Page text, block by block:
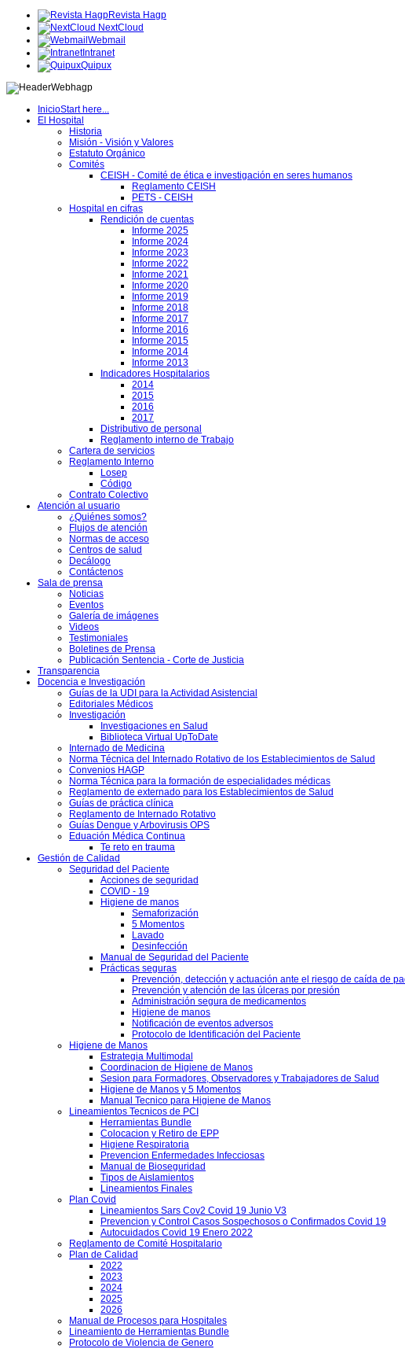
Revista Hagp
NextCloud
Webmail
Intranet
Quipux
InicioStart here...
El Hospital
Historia
Misión - Visión y Valores
Estatuto Orgánico
Comités
CEISH - Comité de ética e investigación en seres humanos
Reglamento CEISH
PETS - CEISH
Hospital en cifras
Rendición de cuentas
Informe 2025
Informe 2024
Informe 2023
Informe 2022
Informe 2021
Informe 2020
Informe 2019
Informe 2018
Informe 2017
Informe 2016
Informe 2015
Informe 2014
Informe 2013
Indicadores Hospitalarios
2014
2015
2016
2017
Distributivo de personal
Reglamento interno de Trabajo
Cartera de servicios
Reglamento Interno
Losep
Código
Contrato Colectivo
Atención al usuario
¿Quiénes somos?
Flujos de atención
Normas de acceso
Centros de salud
Decálogo
Contáctenos
Sala de prensa
Noticias
Eventos
Galería de imágenes
Videos
Testimoniales
Boletines de Prensa
Publicación Sentencia - Corte de Justicia
Transparencia
Docencia e Investigación
Guías de la UDI para la Actividad Asistencial
Editoriales Médicos
Investigación
Investigaciones en Salud
Biblioteca Virtual UpToDate
Internado de Medicina
Norma Técnica del Internado Rotativo de los Establecimientos de Salud
Convenios HAGP
Norma Técnica para la formación de especialidades médicas
Reglamento de externado para los Establecimientos de Salud
Guías de práctica clínica
Reglamento de Internado Rotativo
Guías Dengue y Arbovirusis OPS
Eduación Médica Continua
Te reto en trauma
Gestión de Calidad
Seguridad del Paciente
Acciones de seguridad
COVID - 19
Higiene de manos
Semaforización
5 Momentos
Lavado
Desinfección
Manual de Seguridad del Paciente
Prácticas seguras
Prevención, detección y actuación ante el riesgo de caída de
Prevención y atención de las úlceras por presión
Administración segura de medicamentos
Higiene de manos
Notificación de eventos adversos
Protocolo de Identificación del Paciente
Higiene de Manos
Estrategia Multimodal
Coordinacion de Higiene de Manos
Sesion para Formadores, Observadores y Trabajadores de Salud
Higiene de Manos y 5 Momentos
Manual Tecnico para Higiene de Manos
Lineamientos Tecnicos de PCI
Herramientas Bundle
Colocacion y Retiro de EPP
Higiene Respiratoria
Prevencion Enfermedades Infecciosas
Manual de Bioseguridad
Tipos de Aislamientos
Lineamientos Finales
Plan Covid
Lineamientos Sars Cov2 Covid 19 Junio V3
Prevencion y Control Casos Sospechosos o Confirmados Covid 19
Autocuidados Covid 19 Enero 2022
Reglamento de Comité Hospitalario
Plan de Calidad
2022
2023
2024
2025
2026
Manual de Procesos para Hospitales
Lineamiento de Herramientas Bundle
Protocolo de Violencia de Genero